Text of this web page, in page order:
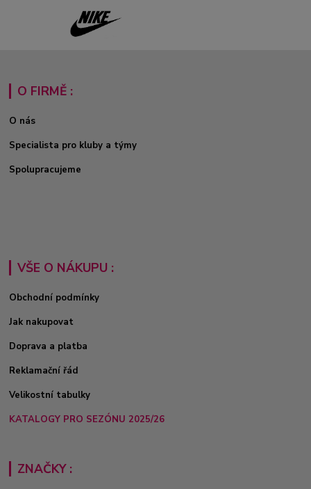
O FIRMĚ :
O nás
Specialista pro kluby a týmy
Spolupracujeme
VŠE O NÁKUPU :
Obchodní podmínky
Jak nakupovat
Doprava a platba
Reklamační řád
Velikostní tabulky
KATALOGY PRO SEZÓNU 2025/26
ZNAČKY :